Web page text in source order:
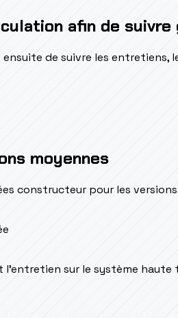
afin de
de suivre les entretiens,
moyennes
constructeur pour les
l’entretien sur le système